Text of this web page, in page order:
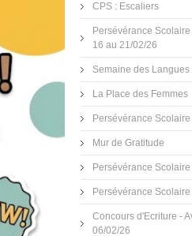
CPS : Escaliers
Persévérance
16 au 21/02/26
Semaine des Langues
La Place des Femmes
Persévérance
Mur de Gratitude
Persévérance
Persévérance
Concours d'Ecriture -
06/02/26